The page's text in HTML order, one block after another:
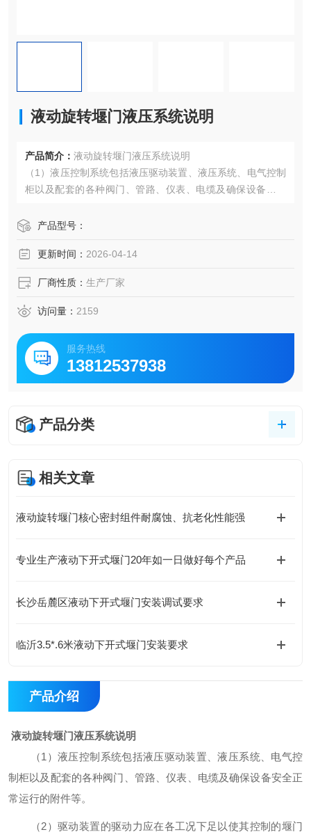
液动旋转堰门液压系统说明
产品简介： 液动旋转堰门液压系统说明
（1）液压控制系统包括液压驱动装置、液压系统、电气控制
柜以及配套的各种阀门、管路、仪表、电缆及确保设备安全
升或下降，并有20%～30%的安全裕量。
产品型号：
更新时间： 2026-04-14
厂商性质： 生产厂家
访问量： 2159
服务热线
13812537938
产品分类
相关文章
液动旋转堰门核心密封组件耐腐蚀、抗老化性能强
专业生产液动下开式堰门20年如一日做好每个产品
长沙岳麓区液动下开式堰门安装调试要求
临沂3.5*.6米液动下开式堰门安装要求
产品介绍
液动旋转堰门液压系统说明
（1）液压控制系统包括液压驱动装置、液压系统、电气控
制柜以及配套的各种阀门、管路、仪表、电缆及确保设备安全正
常运行的附件等。
（2）驱动装置的驱动力应在各工况下足以使其控制的堰门